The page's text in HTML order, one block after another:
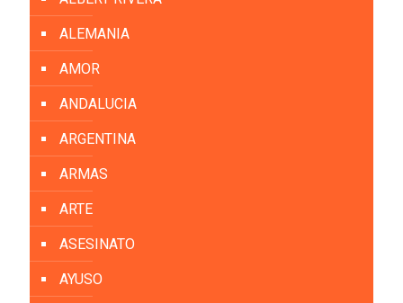
ALEMANIA
AMOR
ANDALUCIA
ARGENTINA
ARMAS
ARTE
ASESINATO
AYUSO